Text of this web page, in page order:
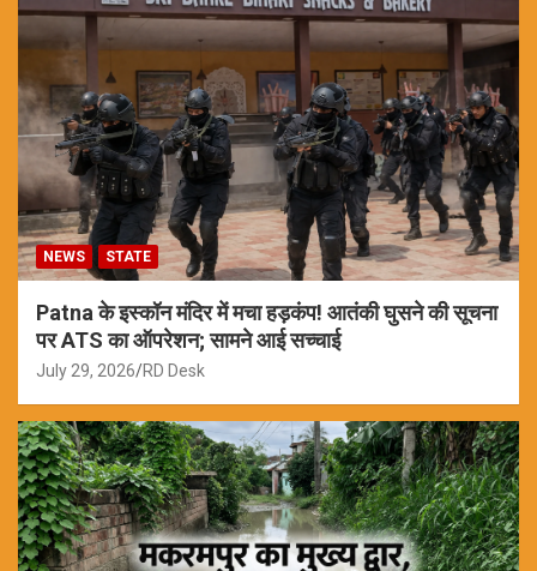
NEWS STATE
Patna के इस्कॉन मंदिर में मचा हड़कंप! आतंकी घुसने की सूचना
पर ATS का ऑपरेशन; सामने आई सच्चाई
July 29, 2026 RD Desk